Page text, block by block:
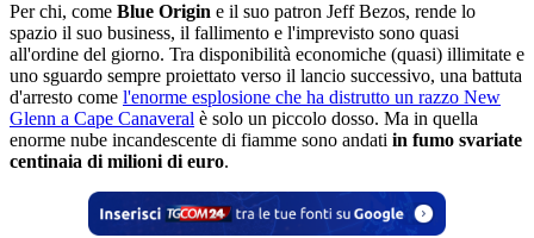
Per chi, come Blue Origin e il suo patron Jeff Bezos, rende lo
spazio il suo business, il fallimento e l'imprevisto sono quasi
all'ordine del giorno. Tra disponibilità economiche (quasi) illimitate e
uno sguardo sempre proiettato verso il lancio successivo, una battuta
d'arresto come l'enorme esplosione che ha distrutto un razzo New
Glenn a Cape Canaveral è solo un piccolo dosso. Ma in quella
enorme nube incandescente di fiamme sono andati in fumo svariate
centinaia di milioni di euro.